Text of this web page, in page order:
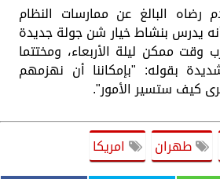
رضاه البالغ عن ممارسات النظام
أنه يدرس بنشاط خيار شن جولة جديدة
ممكن ليلة الأربعاء، ومختتما
بقوله: "بإمكاننا أن نهزمهم
كيف ستسير الأمور".
طهران امريكا